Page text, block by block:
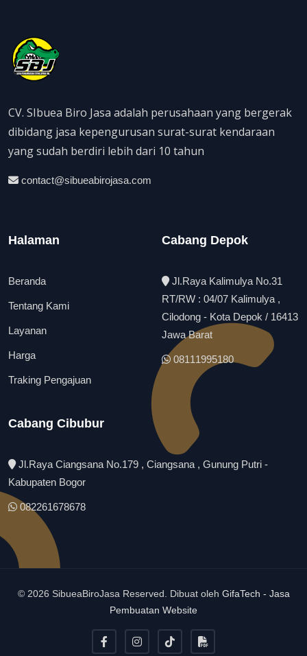
CV. SIbuea Biro Jasa adalah perusahaan yang bergerak
dibidang jasa kepengurusan surat-surat kendaraan
yang sudah berdiri lebih dari 10 tahun
contact@sibueabirojasa.com
Halaman
Beranda
Tentang Kami
Layanan
Harga
Traking Pengajuan
Cabang Depok
Jl.Raya Kalimulya No.31
RT/RW : 04/07 Kalimulya ,
Cilodong - Kota Depok / 16413
Jawa Barat
08111995180
Cabang Cibubur
Jl.Raya Ciangsana No.179 , Ciangsana , Gunung Putri -
Kabupaten Bogor
082261678678
© 2026 SibueaBiroJasa Reserved. Dibuat oleh GifaTech - Jasa
Pembuatan Website